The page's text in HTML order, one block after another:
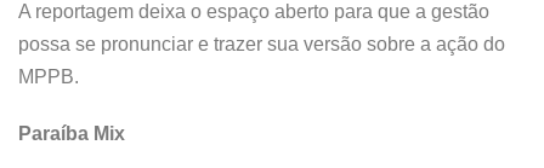
A reportagem deixa o espaço aberto para que a gestão
possa se pronunciar e trazer sua versão sobre a ação do
MPPB.
Paraíba Mix